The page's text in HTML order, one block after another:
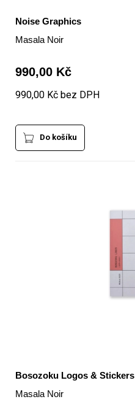
Noise Graphics
Masala Noir
990,00 Kč
990,00 Kč bez DPH
Do košíku
Bosozoku Logos & Stickers
Masala Noir